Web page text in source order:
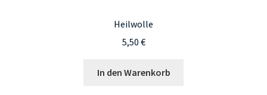
Heilwolle
5,50 €
In den Warenkorb